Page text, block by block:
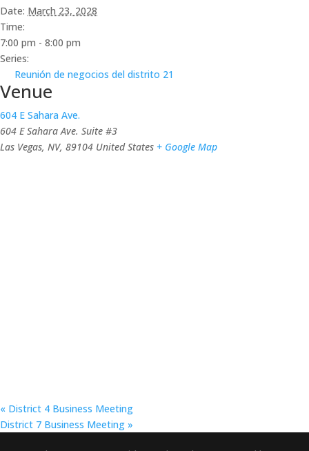
Date: March 23, 2028
Time:
7:00 pm - 8:00 pm
Series:
Reunión de negocios del distrito 21
Venue
604 E Sahara Ave.
604 E Sahara Ave. Suite #3
Las Vegas, NV, 89104 United States + Google Map
« District 4 Business Meeting
District 7 Business Meeting »